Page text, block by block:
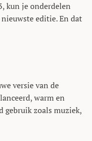
kun je onderdelen
editie. En dat
versie van de
warm en
gebruik zoals muziek,